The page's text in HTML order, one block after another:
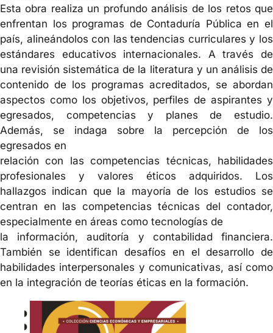
Esta obra realiza un profundo análisis de los retos que
enfrentan los programas de Contaduría Pública en el
país, alineándolos con las tendencias curriculares y los
estándares educativos internacionales. A través de
una revisión sistemática de la literatura y un análisis de
contenido de los programas acreditados, se abordan
aspectos como los objetivos, perfiles de aspirantes y
egresados, competencias y planes de estudio.
Además, se indaga sobre la percepción de los
egresados en
relación con las competencias técnicas, habilidades
profesionales y valores éticos adquiridos. Los
hallazgos indican que la mayoría de los estudios se
centran en las competencias técnicas del contador,
especialmente en áreas como tecnologías de
la información, auditoría y contabilidad financiera.
También se identifican desafíos en el desarrollo de
habilidades interpersonales y comunicativas, así como
en la integración de teorías éticas en la formación.